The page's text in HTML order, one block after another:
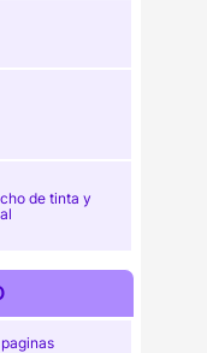
de tinta y